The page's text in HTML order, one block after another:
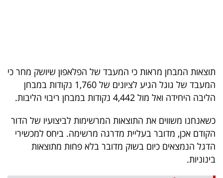
המילון
הכלכלי
פודקאסט
40
UNDER
תוצאות המבחן מראות כי המעבד של הפלאפון שיושק מחר כי
המעבד של גוגל הגיע לציונים של 1,760 נקודות במבחן
הליבה היחידה ואל מול 4,442 נקודות במבחן ריבוי הליבות.
כשאנחנו משווים את התוצאות המרשימות לביצועיו של הדור
הקודם אכן, מדובר בעליית מדרגה מרשימה. ביחס למכשירי
הדגל הנמצאים כיום בשוק מדובר בלא פחות מתוצאות
בינוניות.